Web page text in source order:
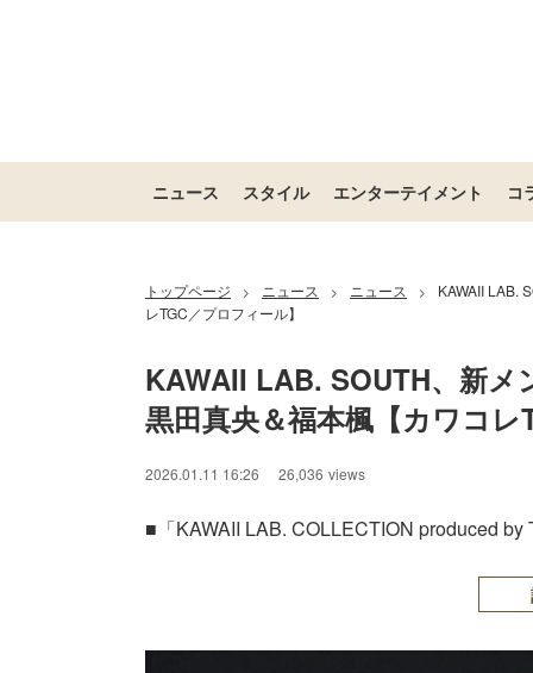
ニュース スタイル エンターテイメント コ
トップページ > ニュース > ニュース >
KAWAII LAB.
レTGC／プロフィール】
KAWAII LAB. SOUTH、新メ
黒田真央＆福本楓【カワコ
2026.01.11 16:26 26,036 views
■「KAWAII LAB. COLLECTION produced by